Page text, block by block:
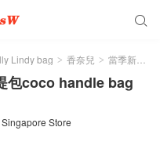

Lindy bag > 香奈兒 > 當季新品
包coco handle bag
Store